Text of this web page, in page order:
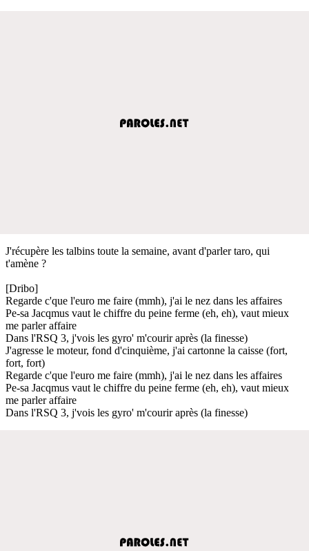
J'récupère les talbins toute la semaine, avant d'parler taro, qui
t'amène ?
[Dribo]
Regarde c'que l'euro me faire (mmh), j'ai le nez dans les affaires
Pe-sa Jacqmus vaut le chiffre du peine ferme (eh, eh), vaut mieux
me parler affaire
Dans l'RSQ 3, j'vois les gyro' m'courir après (la finesse)
J'agresse le moteur, fond d'cinquième, j'ai cartonne la caisse (fort,
fort, fort)
Regarde c'que l'euro me faire (mmh), j'ai le nez dans les affaires
Pe-sa Jacqmus vaut le chiffre du peine ferme (eh, eh), vaut mieux
me parler affaire
Dans l'RSQ 3, j'vois les gyro' m'courir après (la finesse)